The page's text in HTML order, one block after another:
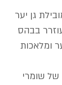
גן יער
בבהס
ומלאכות
של שומרי